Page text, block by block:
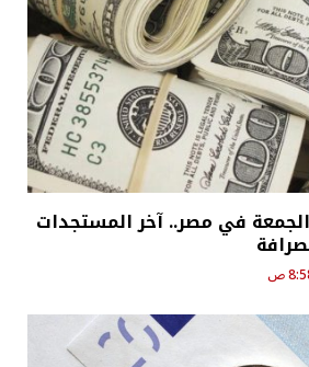
الجمعة في مصر.. آخر المستجدات